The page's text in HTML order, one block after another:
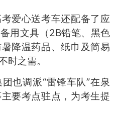
心送考车还配备了应
用文具（2B铅笔、黑色
降温药品、纸巾及简易
时之需。
调派“雷锋车队”在泉
要考点驻点，为考生提